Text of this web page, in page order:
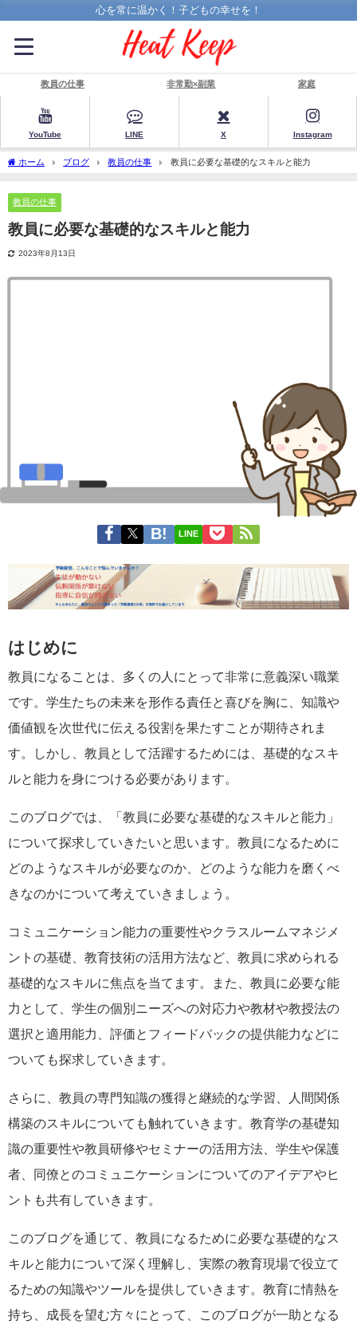
心を常に温かく！子どもの幸せを！
教員の仕事 非常勤×副業 家庭
YouTube LINE X Instagram
ホーム ブログ 教員の仕事 教員に必要な基礎的なスキルと能力
教員の仕事
教員に必要な基礎的なスキルと能力
2023年8月13日
LINE
はじめに
教員になることは、多くの人にとって非常に意義深い職業
です。学生たちの未来を形作る責任と喜びを胸に、知識や
価値観を次世代に伝える役割を果たすことが期待されま
す。しかし、教員として活躍するためには、基礎的なスキ
ルと能力を身につける必要があります。
このブログでは、「教員に必要な基礎的なスキルと能力」
について探求していきたいと思います。教員になるために
どのようなスキルが必要なのか、どのような能力を磨くべ
きなのかについて考えていきましょう。
コミュニケーション能力の重要性やクラスルームマネジメ
ントの基礎、教育技術の活用方法など、教員に求められる
基礎的なスキルに焦点を当てます。また、教員に必要な能
力として、学生の個別ニーズへの対応力や教材や教授法の
選択と適用能力、評価とフィードバックの提供能力などに
ついても探求していきます。
さらに、教員の専門知識の獲得と継続的な学習、人間関係
構築のスキルについても触れていきます。教育学の基礎知
識の重要性や教員研修やセミナーの活用方法、学生や保護
者、同僚とのコミュニケーションについてのアイデアやヒ
ントも共有していきます。
このブログを通じて、教員になるために必要な基礎的なス
キルと能力について深く理解し、実際の教育現場で役立て
るための知識やツールを提供していきます。教育に情熱を
持ち、成長を望む方々にとって、このブログが一助となる